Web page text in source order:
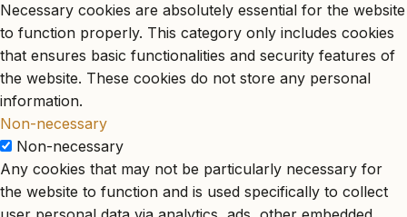
Necessary cookies are absolutely essential for the website
to function properly. This category only includes cookies
that ensures basic functionalities and security features of
the website. These cookies do not store any personal
information.
Non-necessary
Non-necessary
Any cookies that may not be particularly necessary for
the website to function and is used specifically to collect